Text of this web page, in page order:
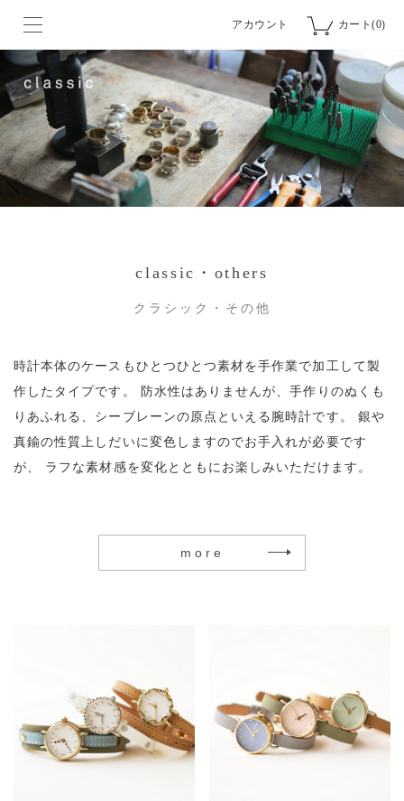
アカウント カート(0)
classic・others
クラシック・その他
時計本体のケースもひとつひとつ素材を手作業で加工して製
作したタイプです。
防水性はありませんが、手作りのぬくも
りあふれる、シーブレーンの原点といえる腕時計です。 銀や
真鍮の性質上しだいに変色しますのでお手入れが必要です
が、 ラフな素材感を変化とともにお楽しみいただけます。
more